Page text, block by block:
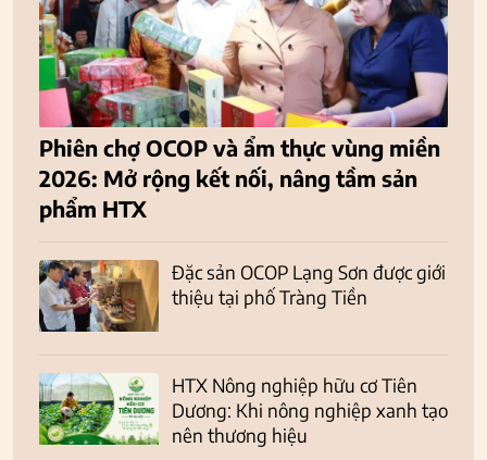
Phiên chợ OCOP và ẩm thực vùng miền
2026: Mở rộng kết nối, nâng tầm sản
phẩm HTX
Đặc sản OCOP Lạng Sơn được giới
thiệu tại phố Tràng Tiền
HTX Nông nghiệp hữu cơ Tiên
Dương: Khi nông nghiệp xanh tạo
nên thương hiệu